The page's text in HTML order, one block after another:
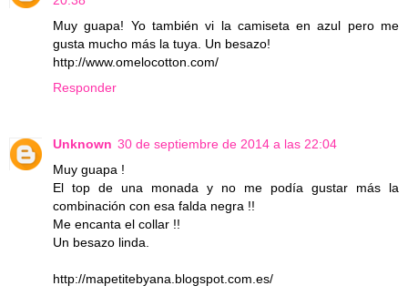
Muy guapa! Yo también vi la camiseta en azul pero me
gusta mucho más la tuya. Un besazo!
http://www.omelocotton.com/
Responder
Unknown 30 de septiembre de 2014 a las 22:04
Muy guapa !
El top de una monada y no me podía gustar más la
combinación con esa falda negra !!
Me encanta el collar !!
Un besazo linda.
http://mapetitebyana.blogspot.com.es/